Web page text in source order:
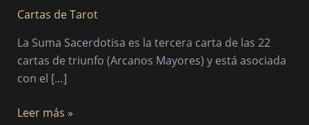
Cartas de Tarot
La Suma Sacerdotisa es la tercera carta de las 22
cartas de triunfo (Arcanos Mayores) y está asociada
con el […]
la
sacerdotisa
aparece
en
lectura
Leer más »